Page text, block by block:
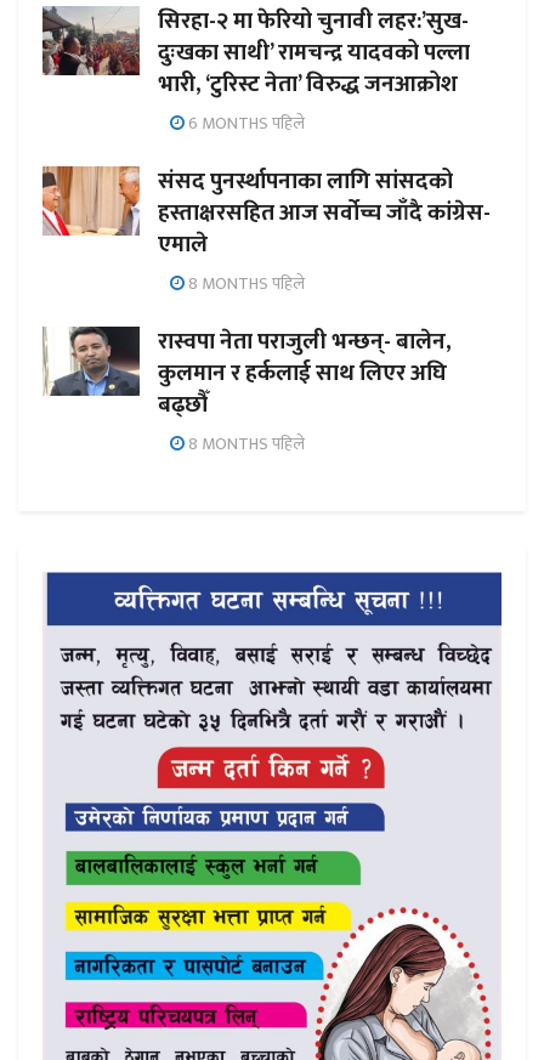
सिरहा-२ मा फेरियो चुनावी लहर:’सुख-
दुःखका साथी’ रामचन्द्र यादवको पल्ला
भारी, ‘टुरिस्ट नेता’ विरुद्ध जनआक्रोश
6 MONTHS पहिले
संसद पुनर्स्थापनाका लागि सांसदको
हस्ताक्षरसहित आज सर्वोच्च जाँदै कांग्रेस-
एमाले
8 MONTHS पहिले
रास्वपा नेता पराजुली भन्छन्- बालेन,
कुलमान र हर्कलाई साथ लिएर अघि
बढ्छौँ
8 MONTHS पहिले